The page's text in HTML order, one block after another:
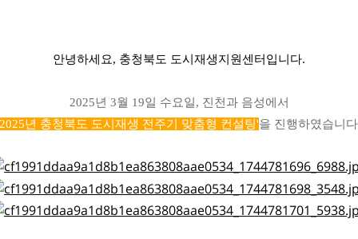
안녕하세요, 충청북도 도시재생지원센터입니다.
2025년 3월 19일 수요일, 진천과 음성에서
년 충청북도 도시재생 전주기 맞춤형 컨설팅'을 진행하였습니